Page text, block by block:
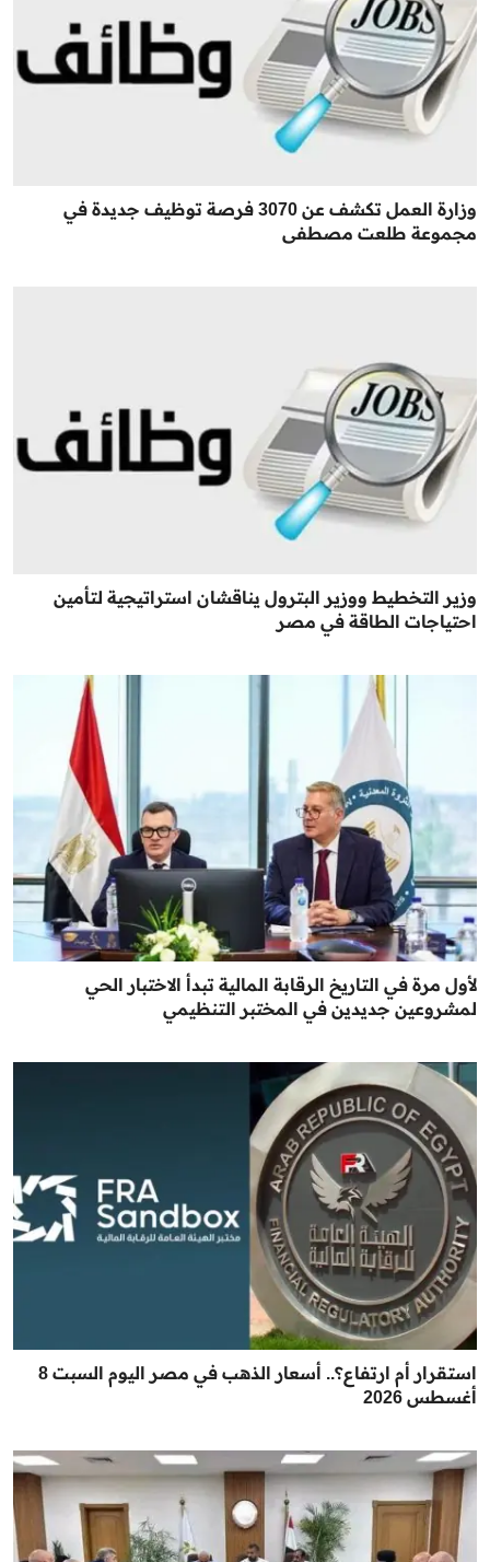
وزارة العمل تكشف عن 3070 فرصة توظيف جديدة في
مجموعة طلعت مصطفى
وزير التخطيط ووزير البترول يناقشان استراتيجية لتأمين
احتياجات الطاقة في مصر
لأول مرة في التاريخ الرقابة المالية تبدأ الاختبار الحي
لمشروعين جديدين في المختبر التنظيمي
استقرار أم ارتفاع؟.. أسعار الذهب في مصر اليوم السبت 8
أغسطس 2026